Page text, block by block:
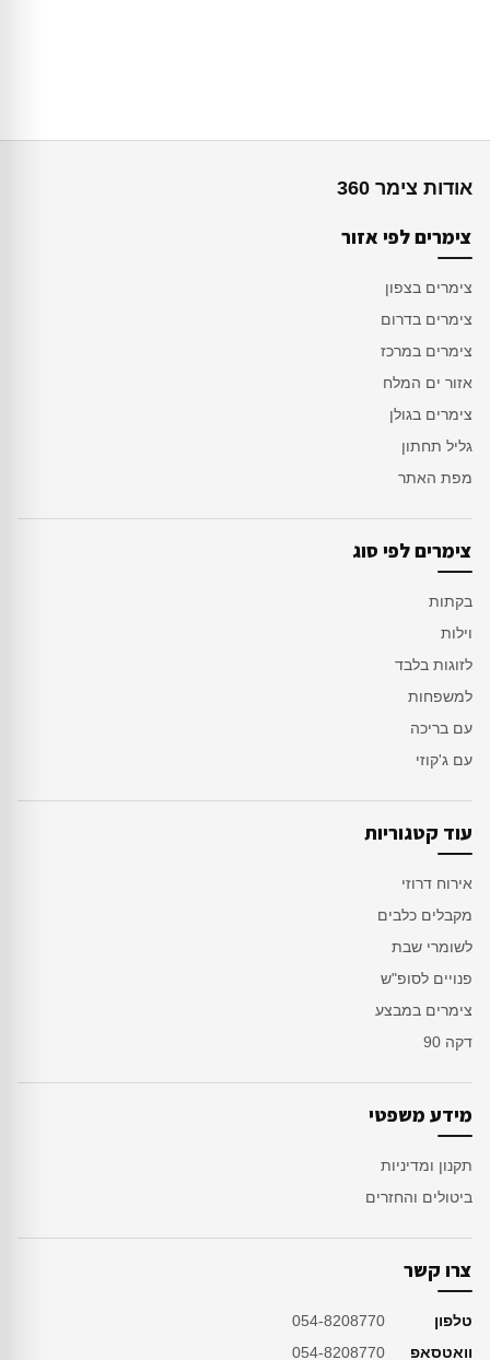
אודות צימר 360
צימרים לפי אזור
צימרים בצפון
צימרים בדרום
צימרים במרכז
אזור ים המלח
צימרים בגולן
גליל תחתון
מפת האתר
צימרים לפי סוג
בקתות
וילות
לזוגות בלבד
למשפחות
עם בריכה
עם ג'קוזי
עוד קטגוריות
אירוח דרוזי
מקבלים כלבים
לשומרי שבת
פנויים לסופ"ש
צימרים במבצע
דקה 90
מידע משפטי
תקנון ומדיניות
ביטולים והחזרים
צרו קשר
טלפון
054-8208770
וואטסאפ
054-8208770